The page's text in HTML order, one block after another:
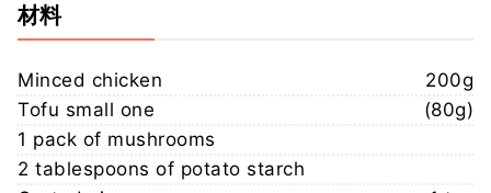
材料
Minced chicken
200g
Tofu small one
(80g)
1 pack of mushrooms
2 tablespoons of potato starch